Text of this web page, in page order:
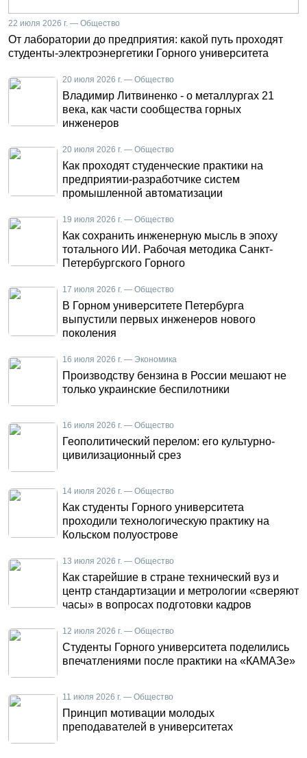
22 июля 2026 г. — Общество
От лаборатории до предприятия: какой путь проходят
студенты-электроэнергетики Горного университета
20 июля 2026 г. — Общество
Владимир Литвиненко - о металлургах 21
века, как части сообщества горных
инженеров
20 июля 2026 г. — Общество
Как проходят студенческие практики на
предприятии-разработчике систем
промышленной автоматизации
19 июля 2026 г. — Общество
Как сохранить инженерную мысль в эпоху
тотального ИИ. Рабочая методика Санкт-
Петербургского Горного
17 июля 2026 г. — Общество
В Горном университете Петербурга
выпустили первых инженеров нового
поколения
16 июля 2026 г. — Экономика
Производству бензина в России мешают не
только украинские беспилотники
16 июля 2026 г. — Общество
Геополитический перелом: его культурно-
цивилизационный срез
14 июля 2026 г. — Общество
Как студенты Горного университета
проходили технологическую практику на
Кольском полуострове
13 июля 2026 г. — Общество
Как старейшие в стране технический вуз и
центр стандартизации и метрологии «сверяют
часы» в вопросах подготовки кадров
12 июля 2026 г. — Общество
Студенты Горного университета поделились
впечатлениями после практики на «КАМАЗе»
11 июля 2026 г. — Общество
Принцип мотивации молодых
преподавателей в университетах